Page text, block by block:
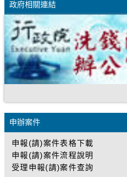
政府相關連結
至業務主題專區
申辦案件
申辦案件
申報(請)案件表格下載
申報(請)案件流程說明
受理申報(請)案件查詢